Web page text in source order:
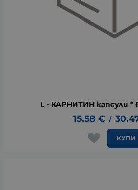
L - КАРНИТИН капсули
15.58 € /
КУПИ